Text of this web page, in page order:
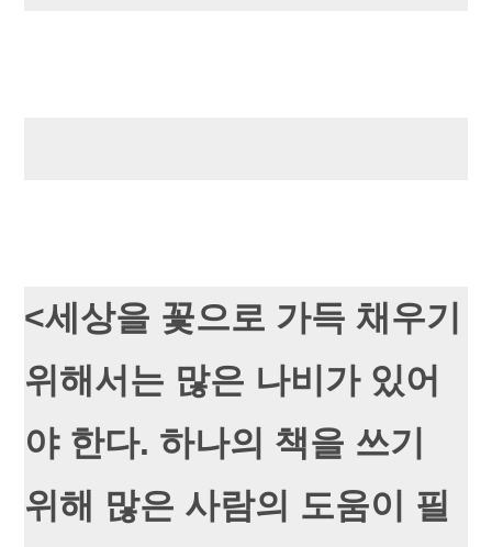
<세상을 꽃으로 가득 채우기
위해서는 많은 나비가 있어
야 한다. 하나의 책을 쓰기
위해 많은 사람의 도움이 필